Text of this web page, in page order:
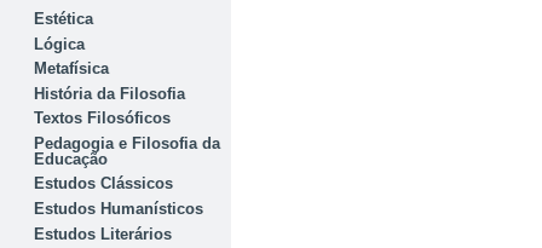
Estética
Lógica
Metafísica
História da Filosofia
Textos Filosóficos
Pedagogia e Filosofia da
Educação
Estudos Clássicos
Estudos Humanísticos
Estudos Literários